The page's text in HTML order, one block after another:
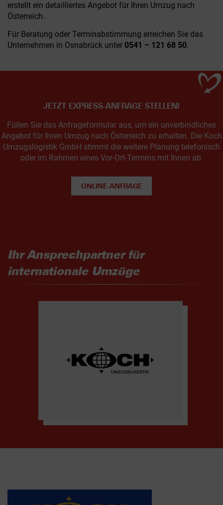
erstellt ein detailliertes Angebot für Ihren Umzug nach
Österreich.
Für Beratung oder Terminabstimmung erreichen Sie das
Unternehmen in Osnabrück unter 0541 – 121 68 50.
JETZT EXPRESS-ANFRAGE STELLEN!
Füllen Sie das Anfrageformular aus, um ein unverbindliches
Angebot für Ihren Umzug nach Österreich zu erhalten. Die Koch
Umzugslogistik GmbH stimmt die weitere Planung telefonisch
oder im Rahmen eines Vor-Ort-Termins mit Ihnen ab.
ONLINE-ANFRAGE
Ihr Ansprechpartner für
internationale Umzüge